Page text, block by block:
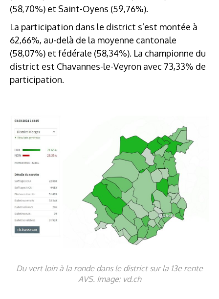
(58,70%) et Saint-Oyens (59,76%).
La participation dans le district s’est montée à
62,66%, au-delà de la moyenne cantonale
(58,07%) et fédérale (58,34%). La championne du
district est Chavannes-le-Veyron avec 73,33% de
participation.
Du vert loin à la ronde dans le district sur la 13e rente
AVS. Image: vd.ch